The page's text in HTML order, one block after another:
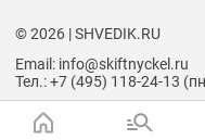
© 2026 | SHVEDIK.RU
Email: info@skiftnyckel.ru
Тел.: +7 (495) 118-24-13